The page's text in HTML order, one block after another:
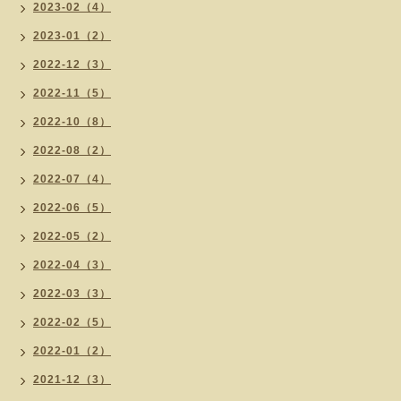
2023-02（4）
2023-01（2）
2022-12（3）
2022-11（5）
2022-10（8）
2022-08（2）
2022-07（4）
2022-06（5）
2022-05（2）
2022-04（3）
2022-03（3）
2022-02（5）
2022-01（2）
2021-12（3）